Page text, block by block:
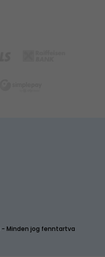
- Minden jog fenntartva